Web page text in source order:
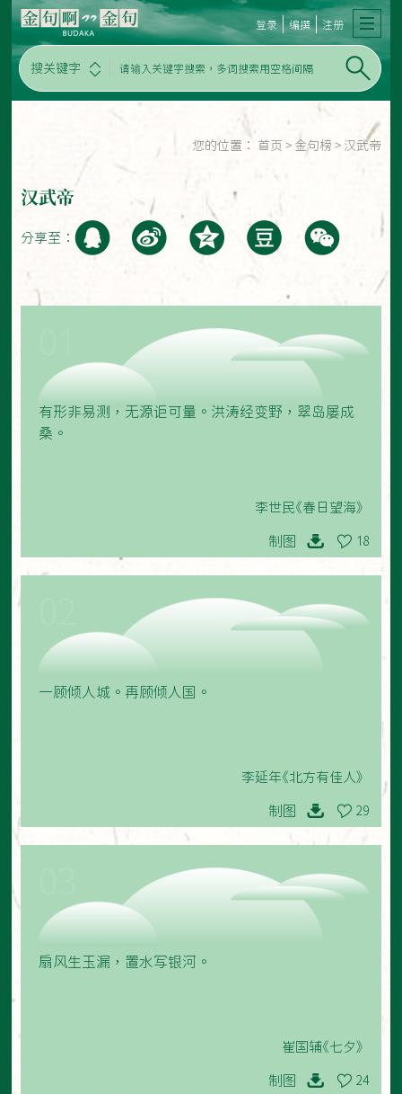
搜关键字
登录 编撰 注册
您的位置： 首页 > 金句榜 > 汉武帝
汉武帝
分享至：
有形非易测，无源讵可量。洪涛经变野，翠岛屡成
桑。
李世民《春日望海》
制图 18
一顾倾人城。再顾倾人国。
李延年《北方有佳人》
制图 29
扇风生玉漏，置水写银河。
崔国辅《七夕》
制图 24